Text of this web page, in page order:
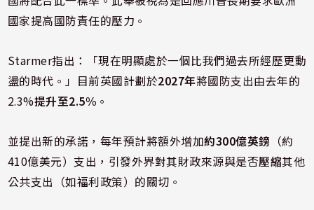
國家提高國防責任的壓力。
Starmer指出：「現在明顯處於一個比我們過去所經歷更動
盪的時代。」目前英國計劃於2027年將國防支出由去年的
2.3%提升至2.5% 。
並提出新的承諾，每年預計將額外增加約300億英鎊 （約
410億美元）支出，引發外界對其財政來源與是否壓縮其他
公共支出（如福利政策）的關切。